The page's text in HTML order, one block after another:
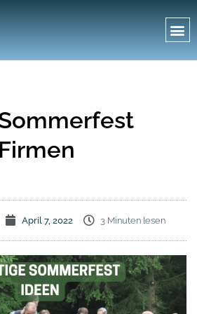
April 7, 2022 3 Minuten lesen